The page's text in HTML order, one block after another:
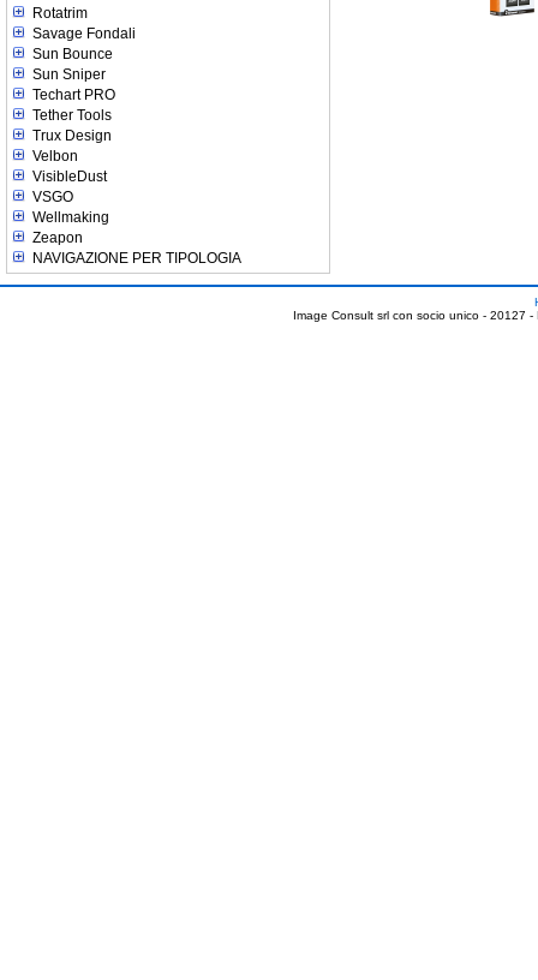
Rotatrim
Savage Fondali
Sun Bounce
Sun Sniper
Techart PRO
Tether Tools
Trux Design
Velbon
VisibleDust
VSGO
Wellmaking
Zeapon
NAVIGAZIONE PER TIPOLOGIA
Image Consult srl con socio unico - 20127